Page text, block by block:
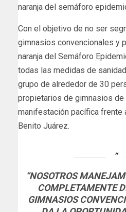
naranja del semáforo
Con el objetivo de no ser
gimnasios convencionales y
naranja del Semáforo
todas las medidas de
grupo de alrededor de 30
propietarios de gimnasios
manifestación pacífica frente
Benito Juárez.
“NOSOTROS
COMPLETAMENTE
GIMNASIOS